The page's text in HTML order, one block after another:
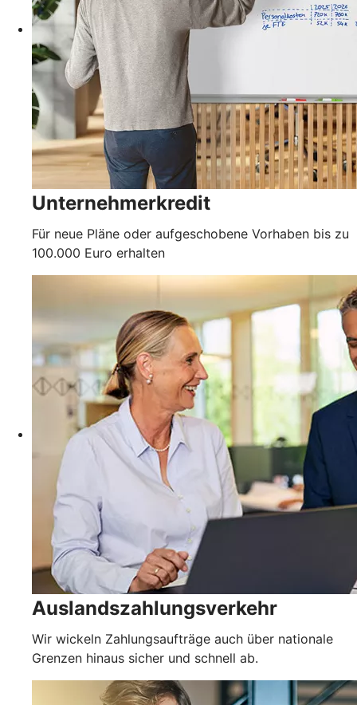
Unternehmerkredit
Für neue Pläne oder aufgeschobene Vorhaben bis zu
100.000 Euro erhalten
Auslandszahlungsverkehr
Wir wickeln Zahlungsaufträge auch über nationale
Grenzen hinaus sicher und schnell ab.